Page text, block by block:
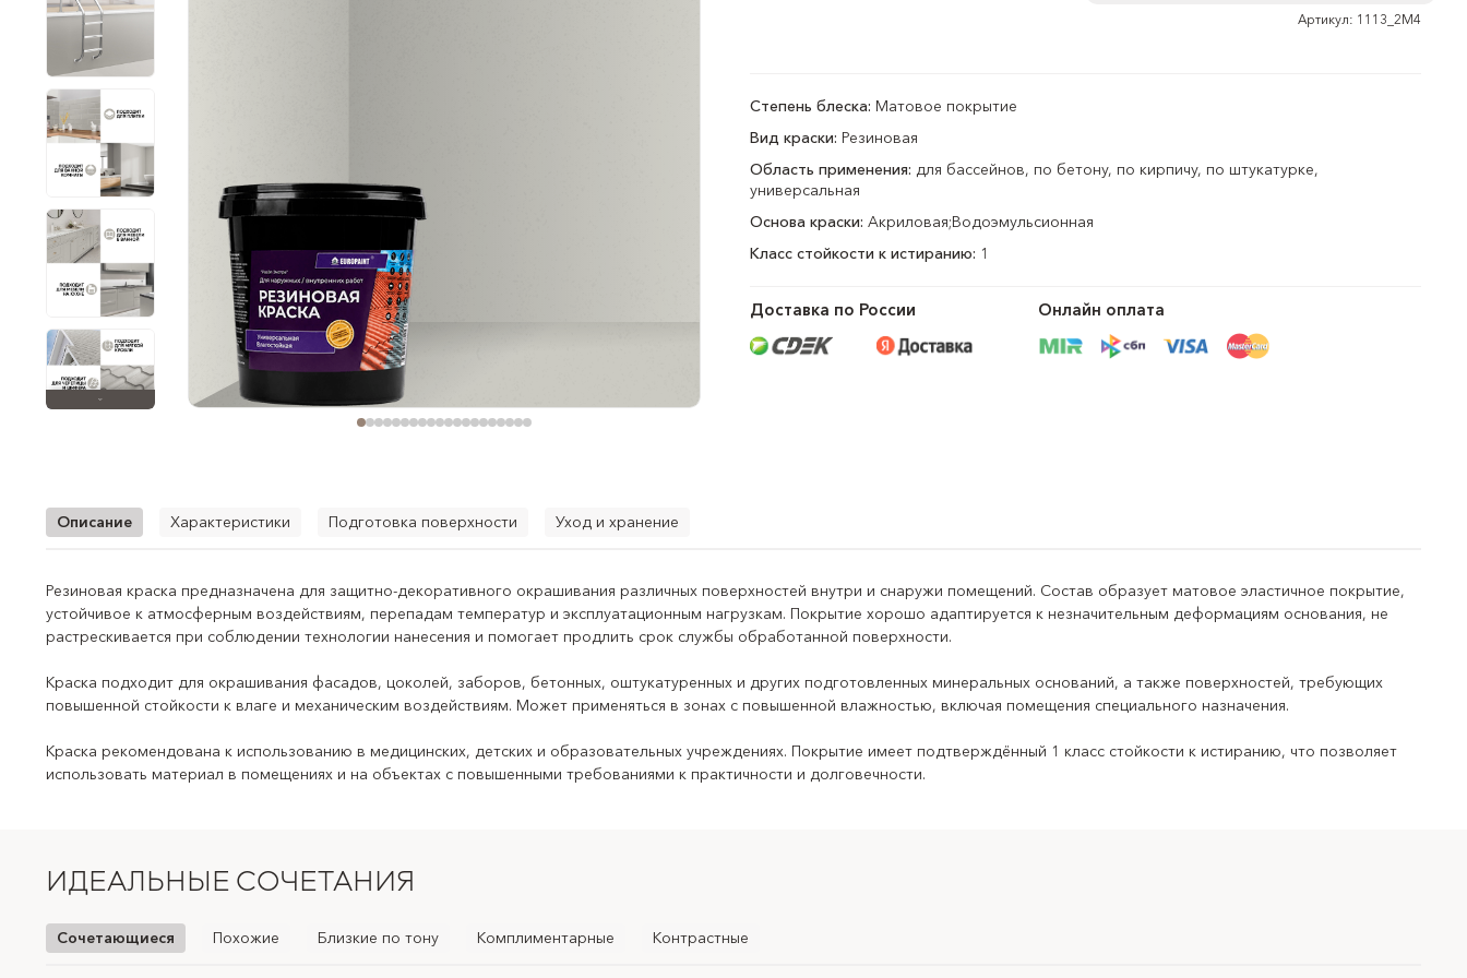
Артикул: 1113_2М4
Степень блеска: Матовое покрытие
Вид краски: Резиновая
Область применения: для бассейнов, по бетону, по кирпичу, по штукатурке,
универсальная
Основа краски: Акриловая;Водоэмульсионная
Класс стойкости к истиранию: 1
Доставка по России Онлайн оплата
Описание Характеристики Подготовка поверхности Уход и хранение
Резиновая краска предназначена для защитно-декоративного окрашивания различных поверхностей внутри и снаружи помещений. Состав образует матовое эластичное покрытие,
устойчивое к атмосферным воздействиям, перепадам температур и эксплуатационным нагрузкам. Покрытие хорошо адаптируется к незначительным деформациям основания, не
растрескивается при соблюдении технологии нанесения и помогает продлить срок службы обработанной поверхности.
Краска подходит для окрашивания фасадов, цоколей, заборов, бетонных, оштукатуренных и других подготовленных минеральных оснований, а также поверхностей, требующих
повышенной стойкости к влаге и механическим воздействиям. Может применяться в зонах с повышенной влажностью, включая помещения специального назначения.
Краска рекомендована к использованию в медицинских, детских и образовательных учреждениях. Покрытие имеет подтверждённый 1 класс стойкости к истиранию, что позволяет
использовать материал в помещениях и на объектах с повышенными требованиями к практичности и долговечности.
Тип продукта:
резиновая краска
Назначение:
защитно-декоративное окрашивание поверхностей внутри и снаружи помещений
Область применения:
Тип оснований:
бетон, кирпич, штукатурка, шпаклёвка, гипсокартон, ранее окрашенные поверхности и другие
Подходящие поверхности:
фасады, цоколи, стены, заборы, бетонные и оштукатуренные поверхности, помещения с повышенной
Декоративный эффект:
ИДЕАЛЬНЫЕ СОЧЕТАНИЯ
Сочетающиеся Похожие Близкие по тону Комплиментарные Контрастные